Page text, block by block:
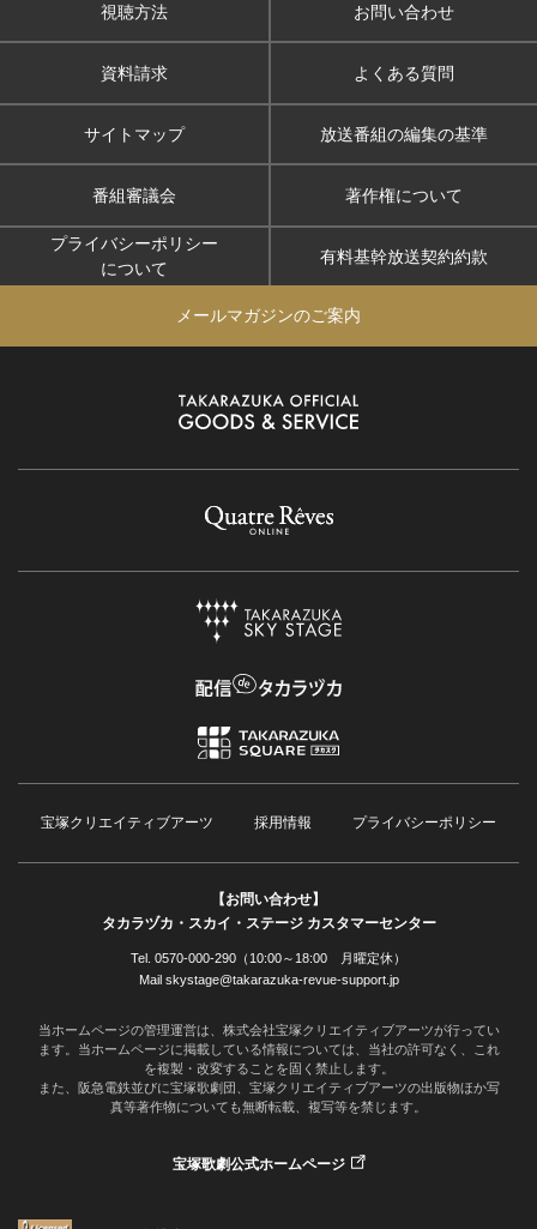
視聴方法 お問い合わせ
資料請求 よくある質問
サイトマップ 放送番組の編集の基準
番組審議会 著作権について
プライバシーポリシー
について
有料基幹放送契約約款
メールマガジンのご案内
宝塚クリエイティブアーツ 採用情報 プライバシーポリシー
【お問い合わせ】
タカラヅカ・スカイ・ステージ カスタマーセンター
Tel. 0570-000-290（10:00～18:00 月曜定休）
Mail skystage@takarazuka-revue-support.jp
当ホームページの管理運営は、株式会社宝塚クリエイティブアーツが行ってい
ます。当ホームページに掲載している情報については、当社の許可なく、これ
を複製・改変することを固く禁止します。
また、阪急電鉄並びに宝塚歌劇団、宝塚クリエイティブアーツの出版物ほか写
真等著作物についても無断転載、複写等を禁じます。
宝塚歌劇公式ホームページ